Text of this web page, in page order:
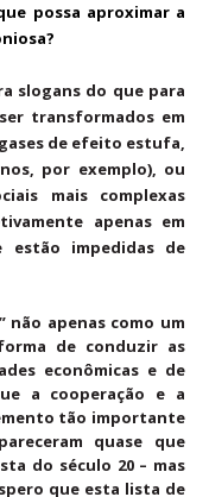
possa aproximar a
slogans do que para
transformados em
de efeito estufa,
por exemplo), ou
mais complexas
apenas em
estão impedidas de
não apenas como um
de conduzir as
econômicas e de
a cooperação e a
tão importante
quase que
do século 20 – mas
que esta lista de